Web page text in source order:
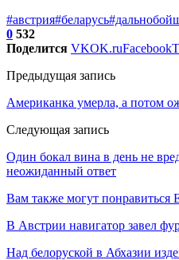
#австрия#беларусь
0 532
Поделится VKOK.ruFacebook
Предыдущая запись
Американка умерла, а потом
Следующая запись
Один бокал вина в день не
неожиданный ответ
Вам также могут понравиться
В Австрии навигатор завел
Над белоруской в Абхазии